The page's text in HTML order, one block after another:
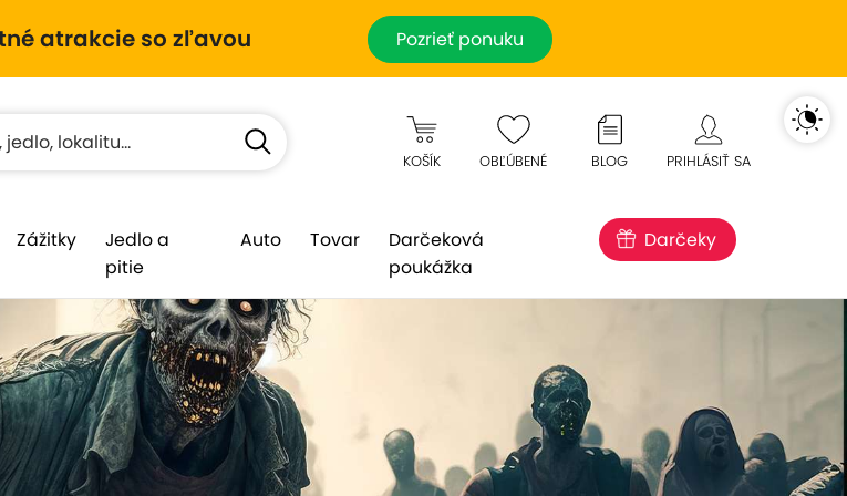
atrakcie so zľavou Pozrieť ponuku
KOŠÍK OBĽÚBENÉ BLOG PRIHLÁSIŤ SA
Zážitky
Jedlo a
pitie
Auto Tovar
Darčeková
poukážka
Darčeky